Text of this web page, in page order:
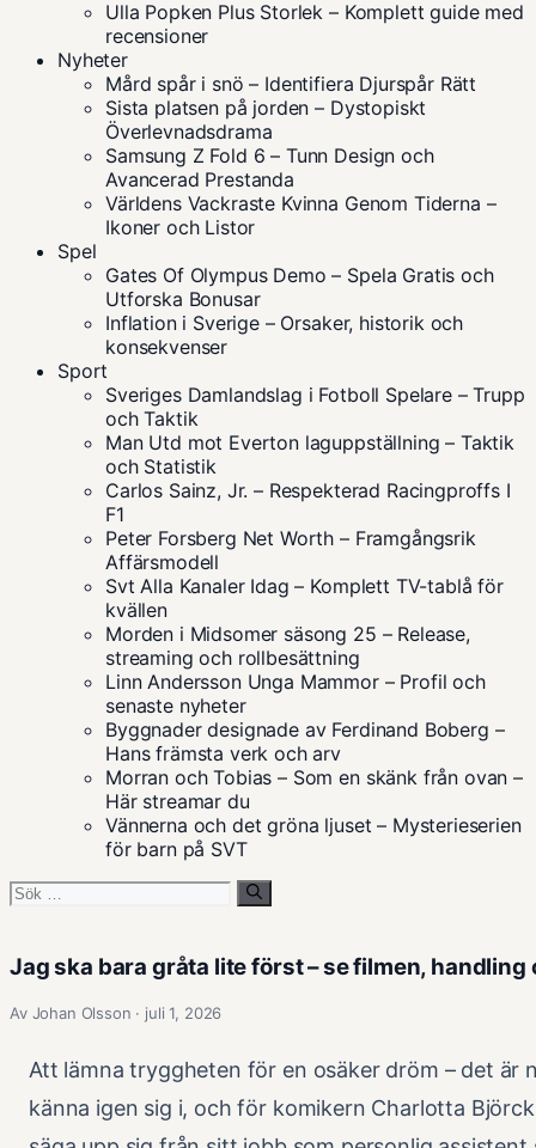
Ulla Popken Plus Storlek – Komplett guide med
recensioner
Nyheter
Mård spår i snö – Identifiera Djurspår Rätt
Sista platsen på jorden – Dystopiskt
Överlevnadsdrama
Samsung Z Fold 6 – Tunn Design och
Avancerad Prestanda
Världens Vackraste Kvinna Genom Tiderna –
Ikoner och Listor
Spel
Gates Of Olympus Demo – Spela Gratis och
Utforska Bonusar
Inflation i Sverige – Orsaker, historik och
konsekvenser
Sport
Sveriges Damlandslag i Fotboll Spelare – Trupp
och Taktik
Man Utd mot Everton laguppställning – Taktik
och Statistik
Carlos Sainz, Jr. – Respekterad Racingproffs I
F1
Peter Forsberg Net Worth – Framgångsrik
Affärsmodell
Svt Alla Kanaler Idag – Komplett TV-tablå för
kvällen
Morden i Midsomer säsong 25 – Release,
streaming och rollbesättning
Linn Andersson Unga Mammor – Profil och
senaste nyheter
Byggnader designade av Ferdinand Boberg –
Hans främsta verk och arv
Morran och Tobias – Som en skänk från ovan –
Här streamar du
Vännerna och det gröna ljuset – Mysterieserien
för barn på SVT
Sök
Jag ska bara gråta lite först – se filmen, handling
Av Johan Olsson · juli 1, 2026
Att lämna tryggheten för en osäker dröm – det är
känna igen sig i, och för komikern Charlotta